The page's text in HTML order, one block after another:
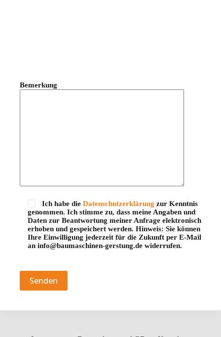
Bemerkung
Ich habe dieDatenschutzerklärung zur Kenntnis
genommen. Ich stimme zu, dass meine Angaben und
Daten zur Beantwortung meiner Anfrage elektronisch
erhoben und gespeichert werden. Hinweis: Sie können
Ihre Einwilligung jederzeit für die Zukunft per E-Mail
an info@baumaschinen-gerstung.de widerrufen.